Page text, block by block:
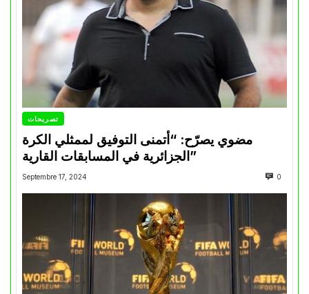
تصريحات
مضوي يصرّح: “أتمنى التوفيق لممثلي الكرة
الجزائرية في المسابقات القارية”
Septembre 17, 2024 0